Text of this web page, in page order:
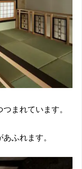
まれています。
ふれます。